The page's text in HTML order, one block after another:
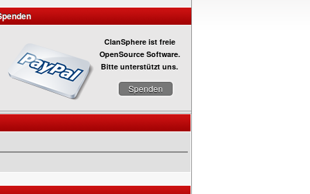
ClanSphere ist freie
OpenSource Software.
Bitte unterstützt uns.
Spenden